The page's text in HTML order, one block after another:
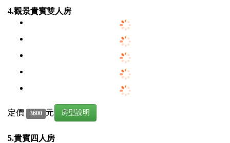
4.觀景貴賓雙人房
定價 3600 元 房型說明
5.貴賓四人房